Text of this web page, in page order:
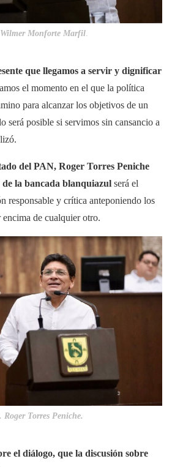
Monforte Marfil.
que llegamos a servir y dignificar
el momento en el que la política
para alcanzar los objetivos de un
será posible si servimos sin cansancio a
del PAN, Roger Torres Peniche
la bancada blanquiazul será el
responsable y crítica anteponiendo los
encima de cualquier otro.
Roger Torres Peniche.
el diálogo, que la discusión sobre